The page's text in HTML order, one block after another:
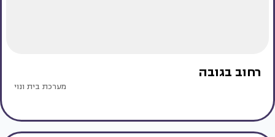
רחוב בגובה
מערכת בית ונוי